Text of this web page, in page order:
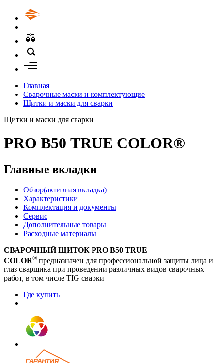
Главная
Сварочные маски и комплектующие
Щитки и маски для сварки
Щитки и маски для сварки
PRO В50 TRUE COLOR®
Главные вкладки
Обзор(активная вкладка)
Характеристики
Комплектация и документы
Сервис
Дополнительные товары
Расходные материалы
СВАРОЧНЫЙ ЩИТОК PRO В50 TRUE
COLOR® предназначен для профессиональной защиты лица и
глаз сварщика при проведении различных видов сварочных
работ, в том числе TIG сварки
Где купить